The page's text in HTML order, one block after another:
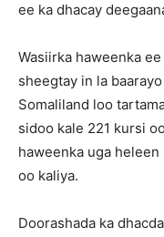
ee ka dhacay
Wasiirka haweenka
sheegtay in la
Somaliland loo
sidoo kale 221 kursi
haweenka uga
oo kaliya.
Doorashada ka